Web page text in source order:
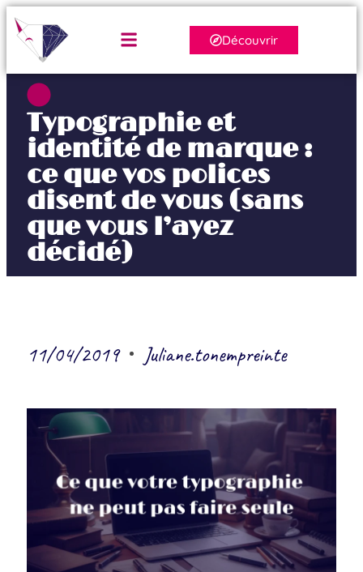
Découvrir
Typographie et
identité de marque :
ce que vos polices
disent de vous (sans
que vous l’ayez
décidé)
11/04/2019 Juliane.tonempreinte